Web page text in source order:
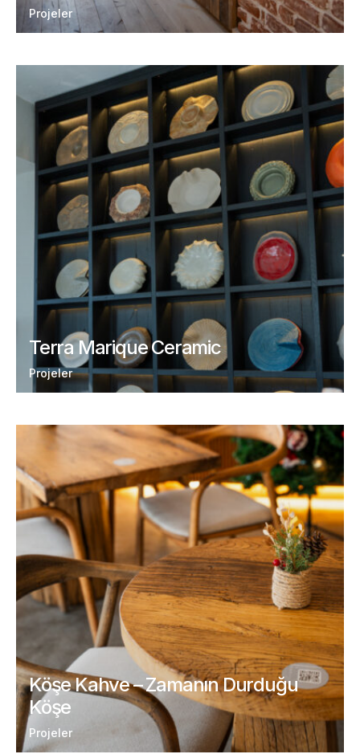
Projeler
Terra Marique Ceramic
Projeler
Köşe Kahve – Zamanın Durduğu
Köşe
Projeler